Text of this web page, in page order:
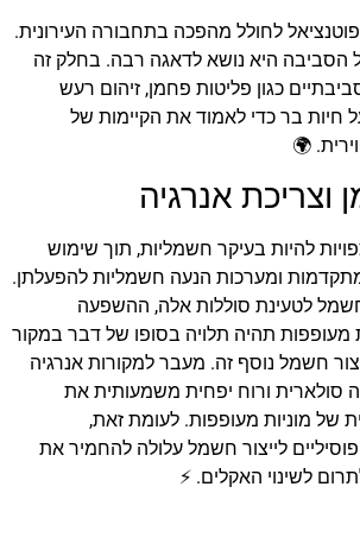
לחולל מהפכה בתחבורה העירונית.
היא נושא לדאגה רבה. בחלק זה
כגון פליטות פחמן, זיהום רעש
חיות בר כדי לאמוד את הקיימות של
🌍
וצריכת אנרגיה
להיות בעיקר חשמליות, תוך שימוש
מתקדמות ומערכות הנעה חשמליות להפעלתן.
לטעינת סוללות אלה, ההשפעה
מעופפות תהיה תלויה בסופו של דבר במקור
חשמל נוסף זה. מעבר למקורות אנרגיה
סולארית ורוח יפחית משמעותית את
של מוניות מעופפות. לעומת זאת,
לייצור חשמל עלולה להחמיר את
לשינוי האקלים. ⚡️